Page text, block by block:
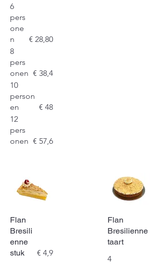
6
pers
one
n
€ 28,80
8
pers
onen € 38,4
10
person
en
€ 48
12
pers
onen € 57,6
Flan
Bresili
enne
stuk
€ 4,9
Flan
Bresilienne
taart
4